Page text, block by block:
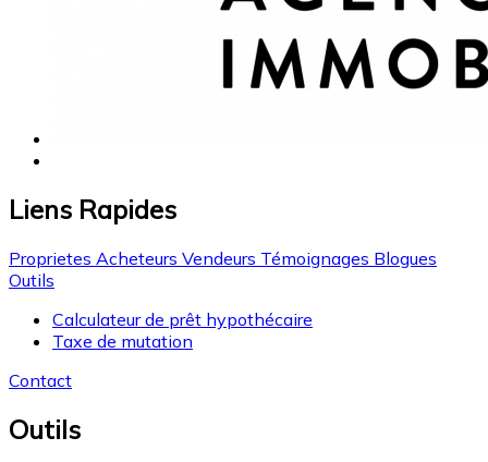
Liens Rapides
Proprietes Acheteurs Vendeurs Témoignages Blogues
Outils
Calculateur de prêt hypothécaire
Taxe de mutation
Contact
Outils